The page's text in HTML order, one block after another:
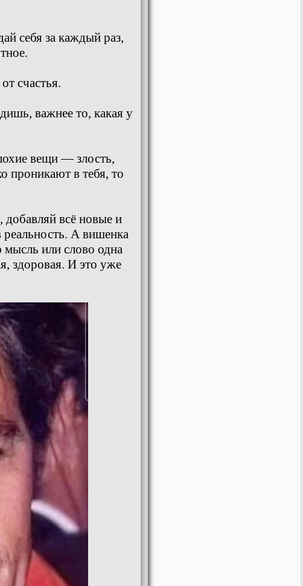
себя за каждый раз,
счастья.
важнее то, какая у
вещи — злость,
проникают в тебя, то
всё новые и
А вишенка
или слово одна
здоровая. И это уже